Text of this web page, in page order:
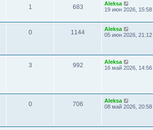
1 683
Aleksa
19 июн 2026, 15:58
0 1144
Aleksa
05 июн 2026, 21:12
3 992
Aleksa
16 май 2026, 14:56
0 706
Aleksa
08 май 2026, 20:58